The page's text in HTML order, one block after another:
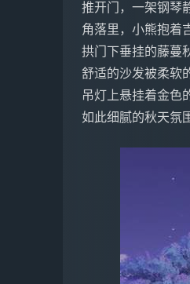
推开门，一架钢琴
角落里，小熊抱着
拱门下垂挂的藤蔓
舒适的沙发被柔软
吊灯上悬挂着金色
如此细腻的秋天氛